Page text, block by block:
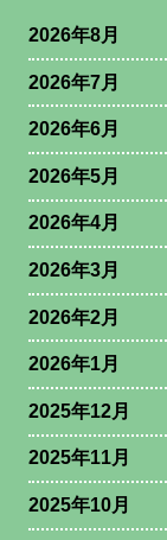
2026年8月
2026年7月
2026年6月
2026年5月
2026年4月
2026年3月
2026年2月
2026年1月
2025年12月
2025年11月
2025年10月